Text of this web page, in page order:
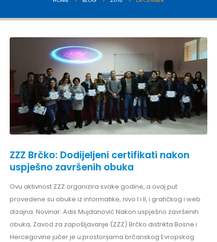
ZZZ Brčko: Dodijeljeni certifikati nakon
uspješno završenih obuka
Ovu aktivnost ZZZ organizira svake godine, a ovaj put
provedene su obuke iz informatike, nivo I i II, i grafičkog i web
dizajna. Novinar: Adis Mujdanović Nakon uspješno završenih
obuka, Zavod za zapošljavanje (ZZZ) Brčko distrikta Bosne i
Hercegovine jučer je u prostorijama brčanskog Evropskog